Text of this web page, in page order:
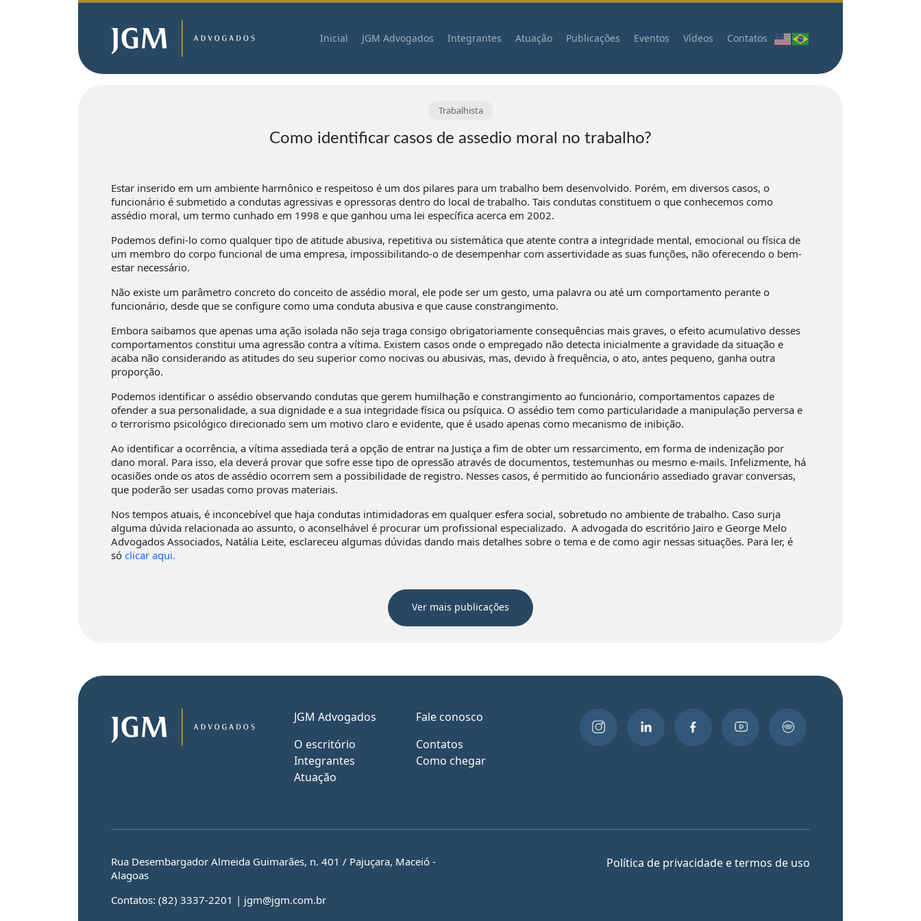
Inicial JGM Advogados Integrantes Atuação Publicações Eventos Vídeos Contatos
Trabalhista
Como identificar casos de assedio moral no trabalho?
Estar inserido em um ambiente harmônico e respeitoso é um dos pilares para um trabalho bem desenvolvido. Porém, em diversos casos, o
funcionário é submetido a condutas agressivas e opressoras dentro do local de trabalho. Tais condutas constituem o que conhecemos como
assédio moral, um termo cunhado em 1998 e que ganhou uma lei específica acerca em 2002.
Podemos defini-lo como qualquer tipo de atitude abusiva, repetitiva ou sistemática que atente contra a integridade mental, emocional ou física de
um membro do corpo funcional de uma empresa, impossibilitando-o de desempenhar com assertividade as suas funções, não oferecendo o bem-
estar necessário.
Não existe um parâmetro concreto do conceito de assédio moral, ele pode ser um gesto, uma palavra ou até um comportamento perante o
funcionário, desde que se configure como uma conduta abusiva e que cause constrangimento.
Embora saibamos que apenas uma ação isolada não seja traga consigo obrigatoriamente consequências mais graves, o efeito acumulativo desses
comportamentos constitui uma agressão contra a vítima. Existem casos onde o empregado não detecta inicialmente a gravidade da situação e
acaba não considerando as atitudes do seu superior como nocivas ou abusivas, mas, devido à frequência, o ato, antes pequeno, ganha outra
proporção.
Podemos identificar o assédio observando condutas que gerem humilhação e constrangimento ao funcionário, comportamentos capazes de
ofender a sua personalidade, a sua dignidade e a sua integridade física ou psíquica. O assédio tem como particularidade a manipulação perversa e
o terrorismo psicológico direcionado sem um motivo claro e evidente, que é usado apenas como mecanismo de inibição.
Ao identificar a ocorrência, a vítima assediada terá a opção de entrar na Justiça a fim de obter um ressarcimento, em forma de indenização por
dano moral. Para isso, ela deverá provar que sofre esse tipo de opressão através de documentos, testemunhas ou mesmo e-mails. Infelizmente, há
ocasiões onde os atos de assédio ocorrem sem a possibilidade de registro. Nesses casos, é permitido ao funcionário assediado gravar conversas,
que poderão ser usadas como provas materiais.
Nos tempos atuais, é inconcebível que haja condutas intimidadoras em qualquer esfera social, sobretudo no ambiente de trabalho. Caso surja
alguma dúvida relacionada ao assunto, o aconselhável é procurar um profissional especializado. A advogada do escritório Jairo e George Melo
Advogados Associados, Natália Leite, esclareceu algumas dúvidas dando mais detalhes sobre o tema e de como agir nessas situações. Para ler, é
só clicar aqui.
Ver mais publicações
JGM Advogados
O escritório
Integrantes
Atuação
Fale conosco
Contatos
Como chegar
Rua Desembargador Almeida Guimarães, n. 401 / Pajuçara, Maceió -
Alagoas
Contatos: (82) 3337-2201 | jgm@jgm.com.br
Política de privacidade e termos de uso